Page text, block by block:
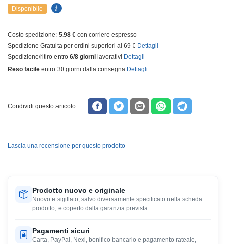
Disponibile
Costo spedizione: 5.98 € con corriere espresso
Spedizione Gratuita per ordini superiori ai 69 € Dettagli
Spedizione/ritiro entro 6/8 giorni lavorativi Dettagli
Reso facile entro 30 giorni dalla consegna Dettagli
Condividi questo articolo:
Lascia una recensione per questo prodotto
Prodotto nuovo e originale
Nuovo e sigillato, salvo diversamente specificato nella scheda
prodotto, e coperto dalla garanzia prevista.
Pagamenti sicuri
Carta, PayPal, Nexi, bonifico bancario e pagamento rateale,